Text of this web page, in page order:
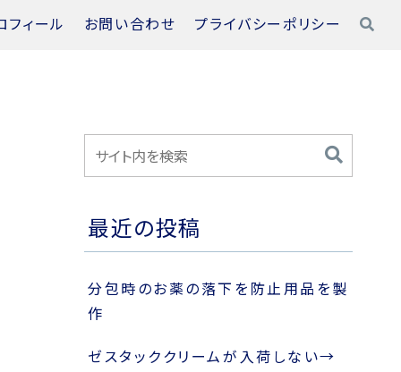
フィール お問い合わせ プライバシーポリシー
最近の投稿
分包時のお薬の落下を防止用品を製
作
ゼスタッククリームが入荷しない→